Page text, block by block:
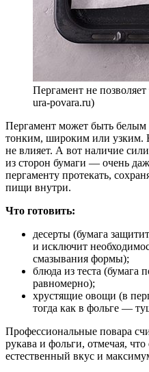
Пергамент не
ura-povara.ru)
Пергамент может быть
тонким, широким или узким.
не влияет. А вот наличие
из сторон бумаги — очень
пергаменту протекать,
пищи внутри.
Что готовить:
десерты (бумага
и исключит
смазывания формы);
блюда из теста (бумага
равномерно);
хрустящие овощи (в
тогда как в фольге —
Профессиональные повара
рукава и фольги, отмечая,
естественный вкус и